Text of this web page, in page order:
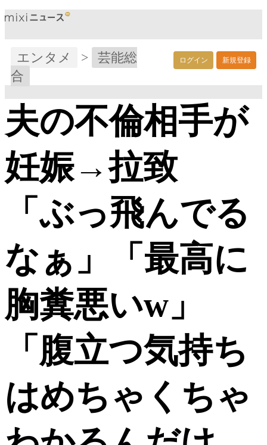
ログイン 新規登録
エンタメ >
芸能総
合
夫の不倫相手が
妊娠→拉致
「ぶっ飛んでる
なぁ」「最高に
胸糞悪いw」
「腹立つ気持ち
はめちゃくちゃ